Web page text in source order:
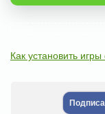
Как установить